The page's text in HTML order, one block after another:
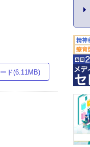
ド(6.11MB)